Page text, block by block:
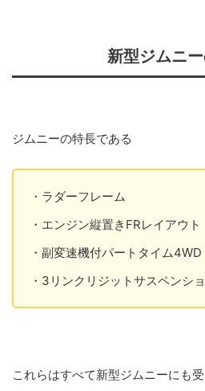
新型ジムニ
ジムニーの特長である
・ラダーフレーム
・エンジン縦置きFRレイアウト
・副変速機付パートタイム4WD
・3リンクリジットサスペンシ
これらはすべて新型ジムニーにも受